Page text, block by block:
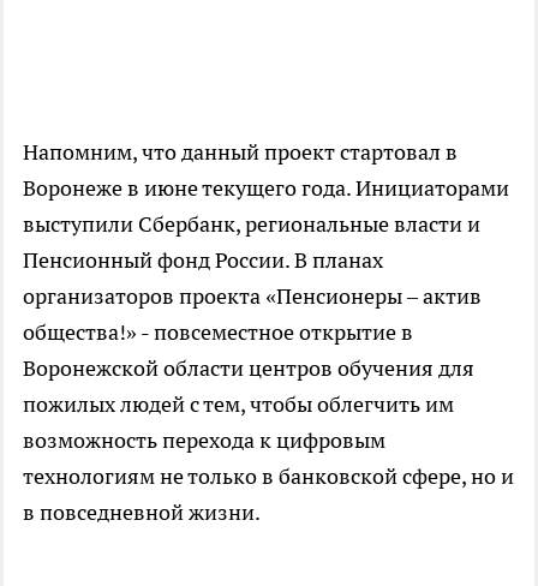
Напомним, что данный проект стартовал в
Воронеже в июне текущего года. Инициаторами
выступили Сбербанк, региональные власти и
Пенсионный фонд России. В планах
организаторов проекта «Пенсионеры – актив
общества!» - повсеместное открытие в
Воронежской области центров обучения для
пожилых людей с тем, чтобы облегчить им
возможность перехода к цифровым
технологиям не только в банковской сфере, но и
в повседневной жизни.